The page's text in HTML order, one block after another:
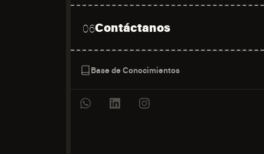
06Contáctanos
Base de Conocimientos